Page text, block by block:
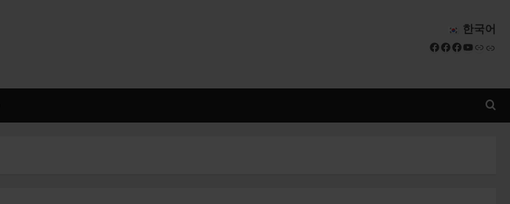
한국어
Facebook Facebook Facebook YouTube Link Link